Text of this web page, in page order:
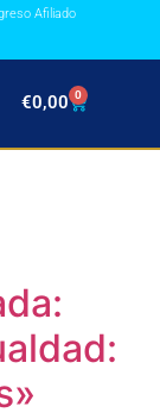
Afiliado
€0,00 0